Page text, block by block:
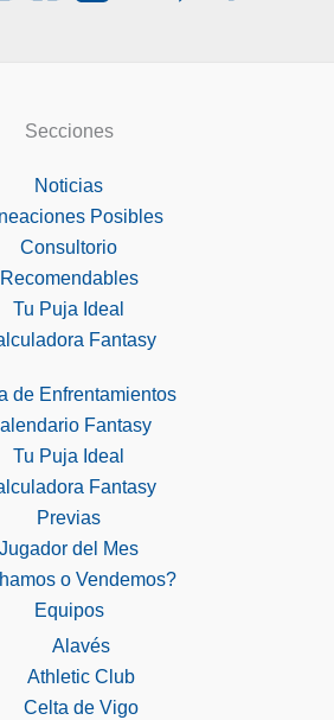
Secciones
Noticias
Posibles
Consultorio
Recomendables
Tu Puja Ideal
Fantasy
de Enfrentamientos
Fantasy
Tu Puja Ideal
Fantasy
Previas
Jugador del Mes
o Vendemos?
Equipos
Alavés
Athletic Club
Celta de Vigo